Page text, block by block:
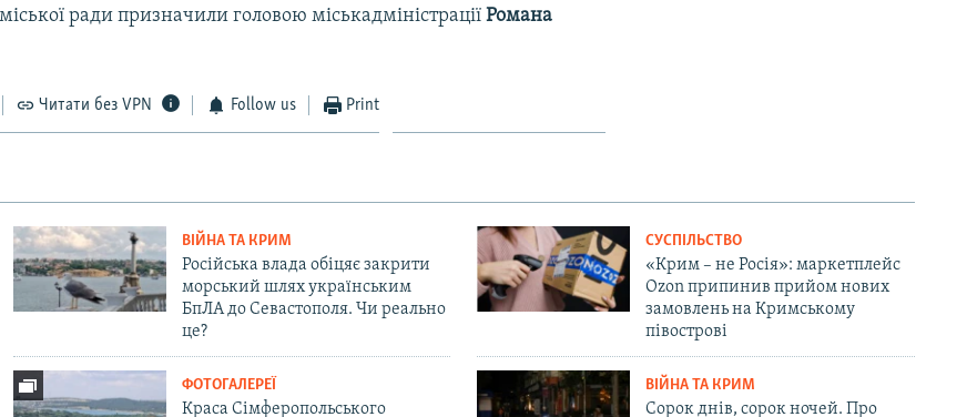
ради призначили головою міськадміністраціїРомана
Читати без VPN Follow us Print
ВІЙНА ТА КРИМ
Російська влада обіцяє закрити
морський шлях українським
БпЛА до Севастополя. Чи реально
це?
СУСПІЛЬСТВО
«Крим – не Росія»: маркетплейс
Ozon припинив прийом нових
замовлень на Кримському
півострові
ФОТОГАЛЕРЕЇ
Краса Сімферопольського
ВІЙНА ТА КРИМ
Сорок днів, сорок ночей. Про